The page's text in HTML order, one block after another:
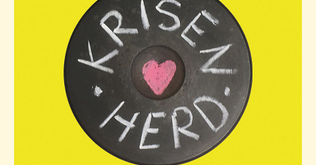
Kalender
Impressum Datenschutz